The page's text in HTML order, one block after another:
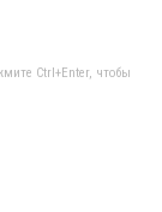
Ctrl+Enter, чтобы